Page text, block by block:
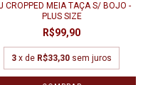
CROPPED MEIA TAÇA S/ BOJO -
PLUS SIZE
R$99,90
3 x de R$33,30 sem juros